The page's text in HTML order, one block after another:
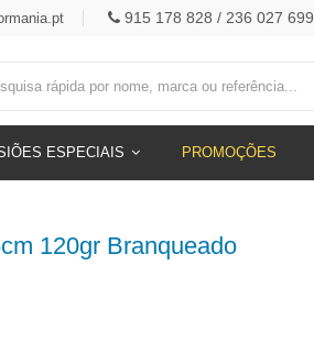
915 178 828 / 236 027 699
ESPECIAIS PROMOÇÕES
120gr Branqueado